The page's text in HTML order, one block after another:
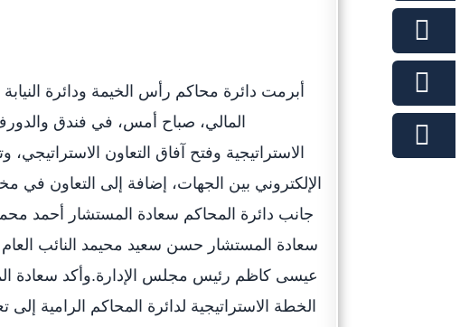
أبرمت دائرة محاكم رأس الخيمة ودائرة
المالي، صباح أمس، في فندق
الاستراتيجية وفتح آفاق التعاون
الإلكتروني بين الجهات، إضافة إلى التعاون في
جانب دائرة المحاكم سعادة المستشار أحمد
سعادة المستشار حسن سعيد محيمد النائب
عيسى كاظم رئيس مجلس الإدارة.وأكد سعادة
الخطة الاستراتيجية لدائرة المحاكم الرامية